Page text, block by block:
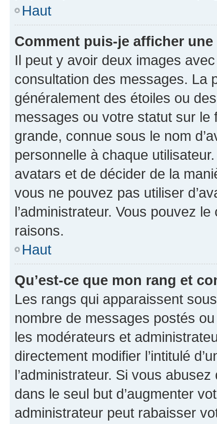
Haut
Comment puis-je afficher
Il peut y avoir deux images
consultation des messages. La
généralement des étoiles ou
messages ou votre statut sur
grande, connue sous le nom
personnelle à chaque utilisateur.
avatars et de décider de la
vous ne pouvez pas utiliser
l’administrateur. Vous pouvez
raisons.
Haut
Qu’est-ce que mon rang et
Les rangs qui apparaissent
nombre de messages postés
les modérateurs et
directement modifier l’intitulé
l’administrateur. Si vous
dans le seul but d’augmenter
administrateur peut rabaisser